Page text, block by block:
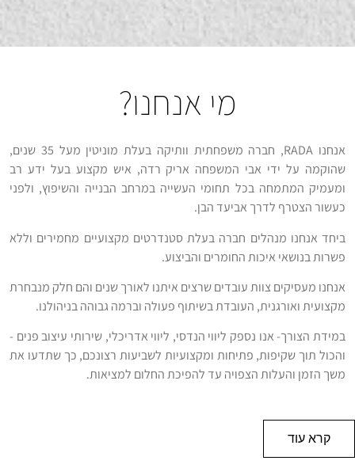
מי אנחנו?
אנחנו RADA, חברה משפחתית וותיקה בעלת מוניטין מעל 35 שנים,
שהוקמה על ידי אבי המשפחה אריק רדה, איש מקצוע בעל ידע רב
ומעמיק המתמחה בכל תחומי העשייה במרחב הבנייה והשיפוץ, ולפני
כעשור הצטרף לדרך אביעד הבן.
ביחד אנחנו מנהלים חברה בעלת סטנדרטים מקצועיים מחמירים וללא
פשרות בנושאי איכות החומרים והביצוע.
אנחנו מעסיקים צוות עובדים שרצים איתנו לאורך שנים והם חלק מנבחרת
מקצועית ואורגנית, העובדת בשיתוף פעולה וברמה גבוהה בניהולנו.
במידת הצורך- אנו נספק ליווי הנדסי, ליווי אדריכלי, שירותי עיצוב פנים -
והכול תוך שקיפות, פתיחות ומקצועיות לשביעות רצונכם, כך שתדעו את
משך הזמן והעלות הצפויה עד להפיכת החלום למציאות.
קרא עוד